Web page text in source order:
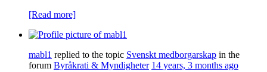
[Read more]
mabl1 replied to the topic Svenskt medborgarskap in the
forum Byråkrati & Myndigheter 14 years, 3 months ago